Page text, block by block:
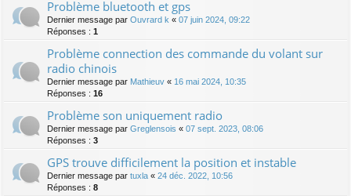
Problème bluetooth et gps
Dernier message par Ouvrard k « 07 juin 2024, 09:22
Réponses : 1
Problème connection des commande du volant sur
radio chinois
Dernier message par Mathieuv « 16 mai 2024, 10:35
Réponses : 16
Problème son uniquement radio
Dernier message par Greglensois « 07 sept. 2023, 08:06
Réponses : 3
GPS trouve difficilement la position et instable
Dernier message par tuxla « 24 déc. 2022, 10:56
Réponses : 8